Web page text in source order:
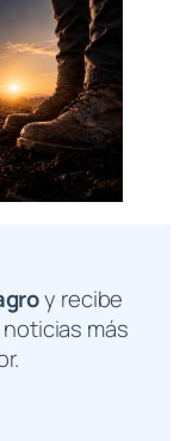
y recibe
más